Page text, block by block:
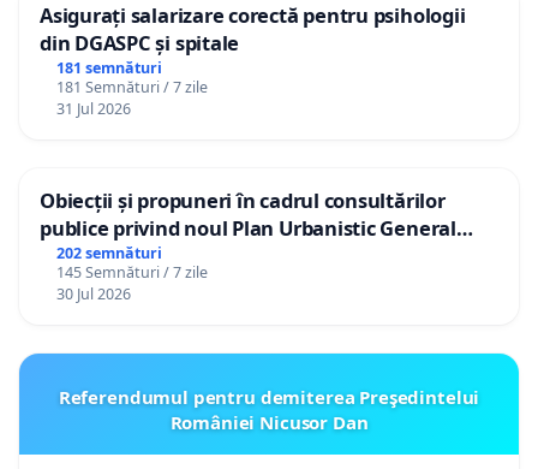
Asigurați salarizare corectă pentru psihologii
din DGASPC și spitale
181 semnături
181 Semnături / 7 zile
31 Jul 2026
Obiecții și propuneri în cadrul consultărilor
publice privind noul Plan Urbanistic General
(PUG) Ialoveni
202 semnături
145 Semnături / 7 zile
30 Jul 2026
Referendumul pentru demiterea Preşedintelui
României Nicusor Dan